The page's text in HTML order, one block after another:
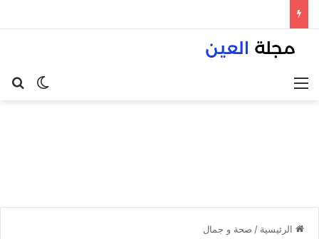
الوضع القائمة
الرئيسية / صحة و جمال